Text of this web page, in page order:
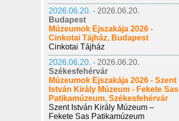
2026.06.20. - 2026.06.20.
Budapest
Múzeumok Éjszakája 2026 -
Cinkotai Tájház, Budapest
Cinkotai Tájház
2026.06.20. - 2026.06.20.
Székesfehérvár
Múzeumok Éjszakája 2026 - Szent
István Király Múzeum - Fekete Sas
Patikamúzeum, Székesfehérvár
Szent István Király Múzeum –
Fekete Sas Patikamúzeum